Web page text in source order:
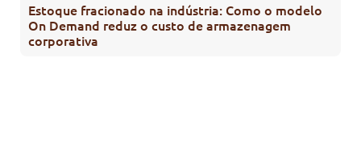
Estoque fracionado na indústria: Como o modelo
On Demand reduz o custo de armazenagem
corporativa